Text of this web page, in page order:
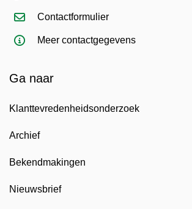
Contactformulier
Meer contactgegevens
Ga naar
Klanttevredenheidsonderzoek
Archief
Bekendmakingen
Nieuwsbrief